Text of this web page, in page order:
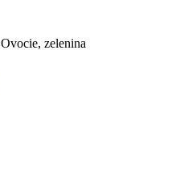
Ovocie, zelenina